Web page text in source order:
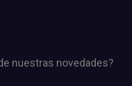
nuestras novedades?